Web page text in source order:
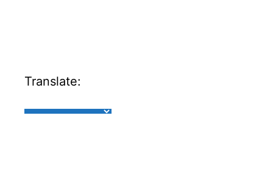
Translate: